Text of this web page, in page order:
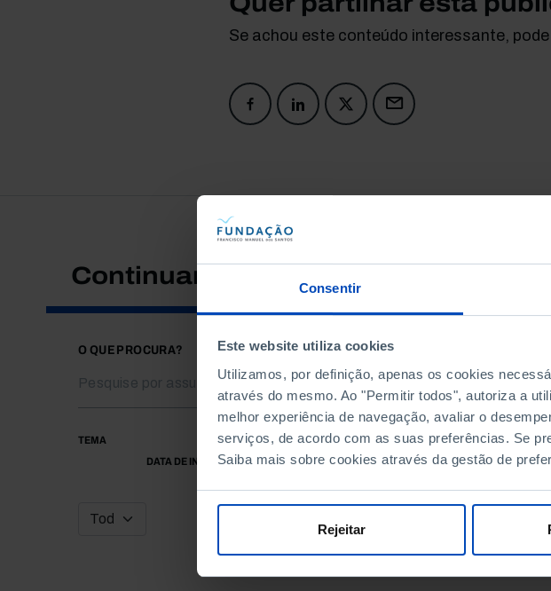
Consentir
Este website utiliza cookies
Utilizamos, por definição, apenas os cookies
através do mesmo. Ao "Permitir todos", autoriza a
melhor experiência de navegação, avaliar o
serviços, de acordo com as suas preferências. Se
Saiba mais sobre cookies através da gestão de
Rejeitar
Se achou este conteúdo interessante,
Continuar a pesquisar
O QUE PROCURA?
TEMA
DATA DE INÍCIO
DATA DE FIM